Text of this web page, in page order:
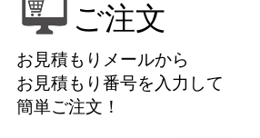
ご注文
お見積もりメールから
お見積もり番号を入力して
簡単ご注文！